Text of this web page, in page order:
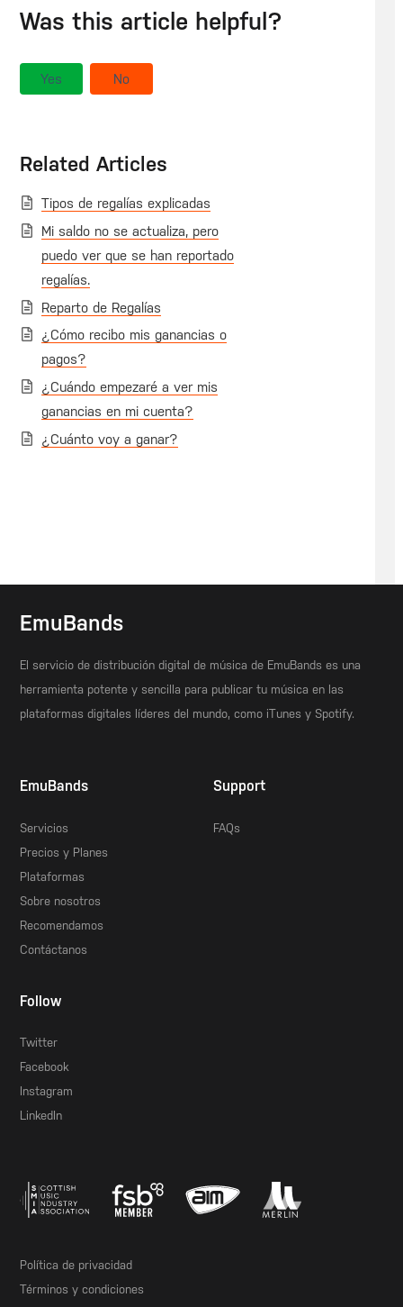
Was this article helpful?
Yes No
Related Articles
Tipos de regalías explicadas
Mi saldo no se actualiza, pero
puedo ver que se han reportado
regalías.
Reparto de Regalías
¿Cómo recibo mis ganancias o
pagos?
¿Cuándo empezaré a ver mis
ganancias en mi cuenta?
¿Cuánto voy a ganar?
EmuBands
El servicio de distribución digital de música de EmuBands es una
herramienta potente y sencilla para publicar tu música en las
plataformas digitales líderes del mundo, como iTunes y Spotify.
EmuBands
Servicios
Precios y Planes
Plataformas
Sobre nosotros
Recomendamos
Contáctanos
Support
FAQs
Follow
Twitter
Facebook
Instagram
LinkedIn
Política de privacidad
Términos y condiciones